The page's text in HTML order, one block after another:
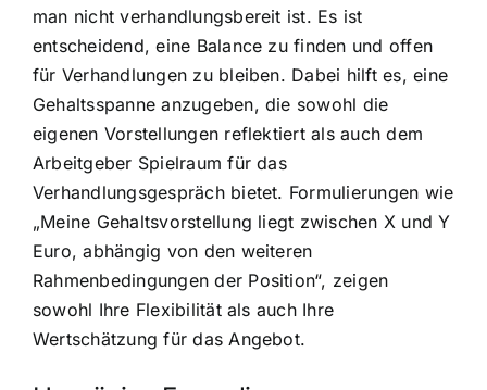
man nicht verhandlungsbereit ist. Es ist
entscheidend, eine Balance zu finden und offen
für Verhandlungen zu bleiben. Dabei hilft es, eine
Gehaltsspanne anzugeben, die sowohl die
eigenen Vorstellungen reflektiert als auch dem
Arbeitgeber Spielraum für das
Verhandlungsgespräch bietet. Formulierungen wie
„Meine Gehaltsvorstellung liegt zwischen X und Y
Euro, abhängig von den weiteren
Rahmenbedingungen der Position“, zeigen
sowohl Ihre Flexibilität als auch Ihre
Wertschätzung für das Angebot.